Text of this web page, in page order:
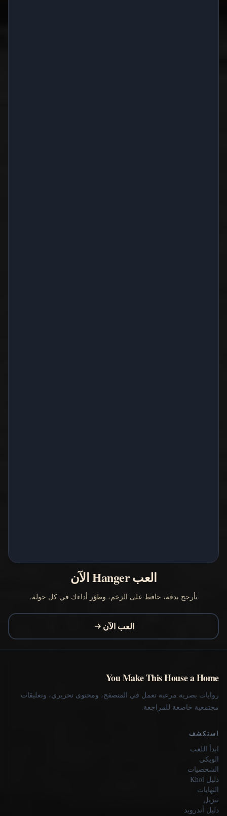
العب Hanger الآن
تأرجح بدقة، حافظ على الزخم، وطوّر أداءك في كل جولة.
العب الآن
You Make This House a Home
روايات بصرية مرعبة تعمل في المتصفح، ومحتوى تحريري، وتعليقات
مجتمعية خاضعة للمراجعة.
استكشف
ابدأ اللعب
الويكي
الشخصيات
دليل Khol
النهايات
تنزيل
دليل أندرويد